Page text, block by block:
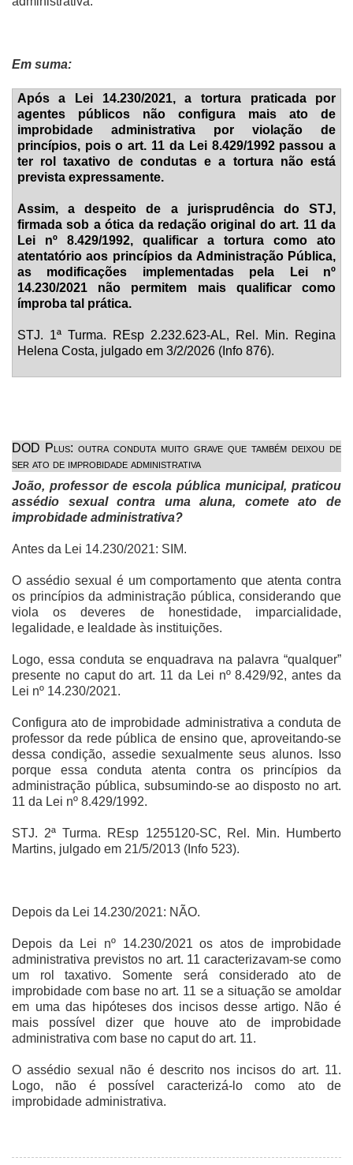
Em suma:
Após a Lei 14.230/2021, a tortura praticada por
agentes públicos não configura mais ato de
improbidade administrativa por violação de
princípios, pois o art. 11 da Lei 8.429/1992 passou a
ter rol taxativo de condutas e a tortura não está
prevista expressamente.
Assim, a despeito de a jurisprudência do STJ,
firmada sob a ótica da redação original do art. 11 da
Lei nº 8.429/1992, qualificar a tortura como ato
atentatório aos princípios da Administração Pública,
as modificações implementadas pela Lei nº
14.230/2021 não permitem mais qualificar como
ímproba tal prática.
STJ. 1ª Turma. REsp 2.232.623-AL, Rel.
Min. Regina
Helena Costa, julgado em 3/2/2026 (Info 876).
DOD Plus: outra conduta muito grave que também deixou de
ser ato de improbidade administrativa
João, professor de escola pública municipal, praticou
assédio sexual contra uma aluna, comete ato de
improbidade administrativa?
Antes da Lei 14.230/2021: SIM.
O assédio sexual é um comportamento que atenta contra
os princípios da administração pública, considerando que
viola os deveres de honestidade, imparcialidade,
legalidade, e lealdade às instituições.
Logo, essa conduta se enquadrava na palavra “qualquer”
presente no caput do art. 11 da Lei nº 8.429/92, antes da
Lei nº 14.230/2021.
Configura ato de improbidade administrativa a conduta de
professor da rede pública de ensino que, aproveitando-se
dessa condição, assedie sexualmente seus alunos. Isso
porque essa conduta atenta contra os princípios da
administração pública, subsumindo-se ao disposto no art.
11 da Lei nº 8.429/1992.
STJ. 2ª Turma. REsp 1255120-SC, Rel. Min. Humberto
Martins, julgado em 21/5/2013 (Info 523).
Depois da Lei 14.230/2021: NÃO.
Depois da Lei nº 14.230/2021 os atos de improbidade
administrativa previstos no art. 11 caracterizavam-se como
um rol taxativo. Somente será considerado ato de
improbidade com base no art. 11 se a situação se amoldar
em uma das hipóteses dos incisos desse artigo. Não é
mais possível dizer que houve ato de improbidade
administrativa com base no caput do art. 11.
O assédio sexual não é descrito nos incisos do art. 11.
Logo, não é possível caracterizá-lo como ato de
improbidade administrativa.